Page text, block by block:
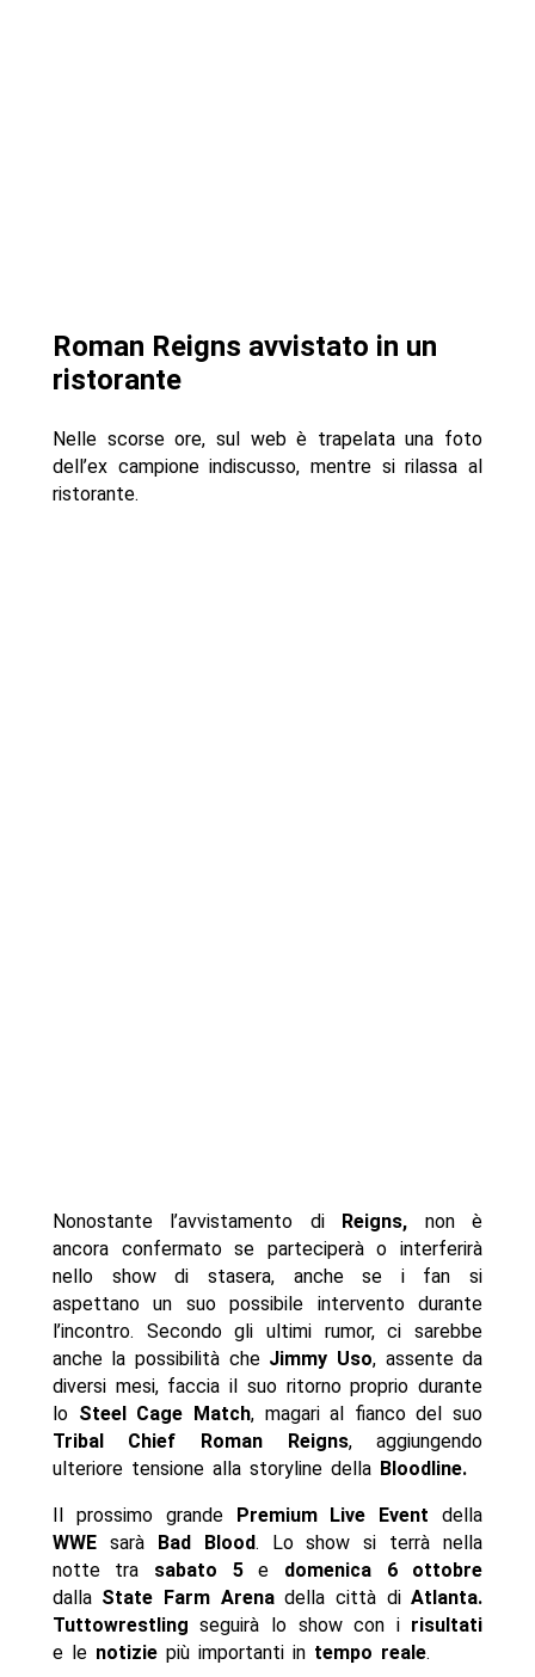
Roman Reigns avvistato in un
ristorante
Nelle scorse ore, sul web è trapelata una foto
dell’ex campione indiscusso, mentre si rilassa al
ristorante.
Nonostante l’avvistamento di Reigns, non è
ancora confermato se parteciperà o interferirà
nello show di stasera, anche se i fan si
aspettano un suo possibile intervento durante
l’incontro. Secondo gli ultimi rumor, ci sarebbe
anche la possibilità cheJimmy Uso, assente da
diversi mesi, faccia il suo ritorno proprio durante
loSteel Cage Match, magari al fianco del suo
Tribal Chief Roman Reigns, aggiungendo
ulteriore tensione alla storyline della Bloodline.
Il prossimo grande Premium Live Event della
WWEsarà Bad Blood. Lo show si terrà nella
notte tra sabato 5e domenica 6
ottobre
dalla State Farm Arenadella città diAtlanta.
Tuttowrestling seguirà lo show con i risultati
e le notiziepiù importanti in tempo reale.